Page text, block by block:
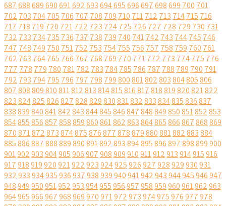
687688689690691692693694695696697698699 700 701
702 703 704705 706 707 708 709 710 711712 713 714715 716
717 718 719 720 721722 723 724725 726 727 728 729 730 731
732 733 734735 736 737 738 739 740 741742 743 744745 746
747 748 749 750 751752 753 754755 756 757 758 759 760 761
762 763 764765 766 767 768 769 770 771772 773 774775 776
777 778 779 780 781782 783 784785 786 787 788 789 790 791
792 793 794795 796 797 798 799800801802803804805806
807808809810811812813814815816817818819820821822
823824825826827828829830831832833834835836837
838839840841842843844845846847848849850851852853
854855856857858859860861862863864865866867868869
870871872873874875876877878879880881882883884
885886887888889890891892893894895896897898899900
901902903904905906907908909910911912913914915916
917918919920921922923924925926927928929930931
932933934935936937938939940941942943944945946947
948949950951952953954955956957958959960961962963
964965966967968969970971972973974975976977978